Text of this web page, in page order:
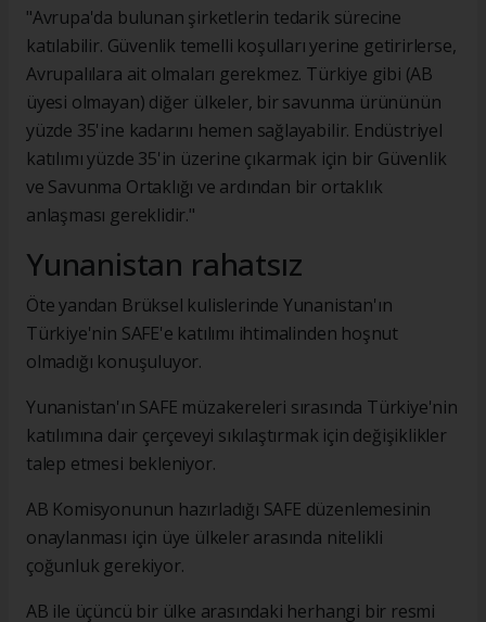
"Avrupa'da bulunan şirketlerin tedarik sürecine
katılabilir. Güvenlik temelli koşulları yerine getirirlerse,
Avrupalılara ait olmaları gerekmez. Türkiye gibi (AB
üyesi olmayan) diğer ülkeler, bir savunma ürününün
yüzde 35'ine kadarını hemen sağlayabilir. Endüstriyel
katılımı yüzde 35'in üzerine çıkarmak için bir Güvenlik
ve Savunma Ortaklığı ve ardından bir ortaklık
anlaşması gereklidir."
Yunanistan rahatsız
Öte yandan Brüksel kulislerinde Yunanistan'ın
Türkiye'nin SAFE'e katılımı ihtimalinden hoşnut
olmadığı konuşuluyor.
Yunanistan'ın SAFE müzakereleri sırasında Türkiye'nin
katılımına dair çerçeveyi sıkılaştırmak için değişiklikler
talep etmesi bekleniyor.
AB Komisyonunun hazırladığı SAFE düzenlemesinin
onaylanması için üye ülkeler arasında nitelikli
çoğunluk gerekiyor.
AB ile üçüncü bir ülke arasındaki herhangi bir resmi